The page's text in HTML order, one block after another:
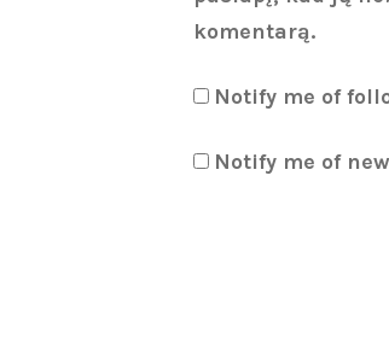
komentarą.
Notify me of
Notify me of